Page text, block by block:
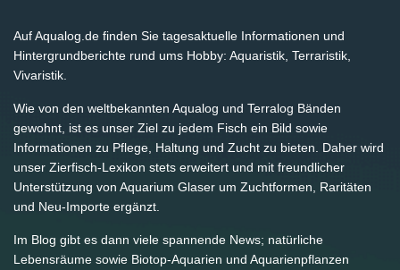
Auf Aqualog.de finden Sie tagesaktuelle Informationen und
Hintergrundberichte rund ums Hobby: Aquaristik, Terraristik,
Vivaristik.
Wie von den weltbekannten Aqualog und Terralog Bänden
gewohnt, ist es unser Ziel zu jedem Fisch ein Bild sowie
Informationen zu Pflege, Haltung und Zucht zu bieten. Daher wird
unser Zierfisch-Lexikon stets erweitert und mit freundlicher
Unterstützung von Aquarium Glaser um Zuchtformen, Raritäten
und Neu-Importe ergänzt.
Im Blog gibt es dann viele spannende News; natürliche
Lebensräume sowie Biotop-Aquarien und Aquarienpflanzen